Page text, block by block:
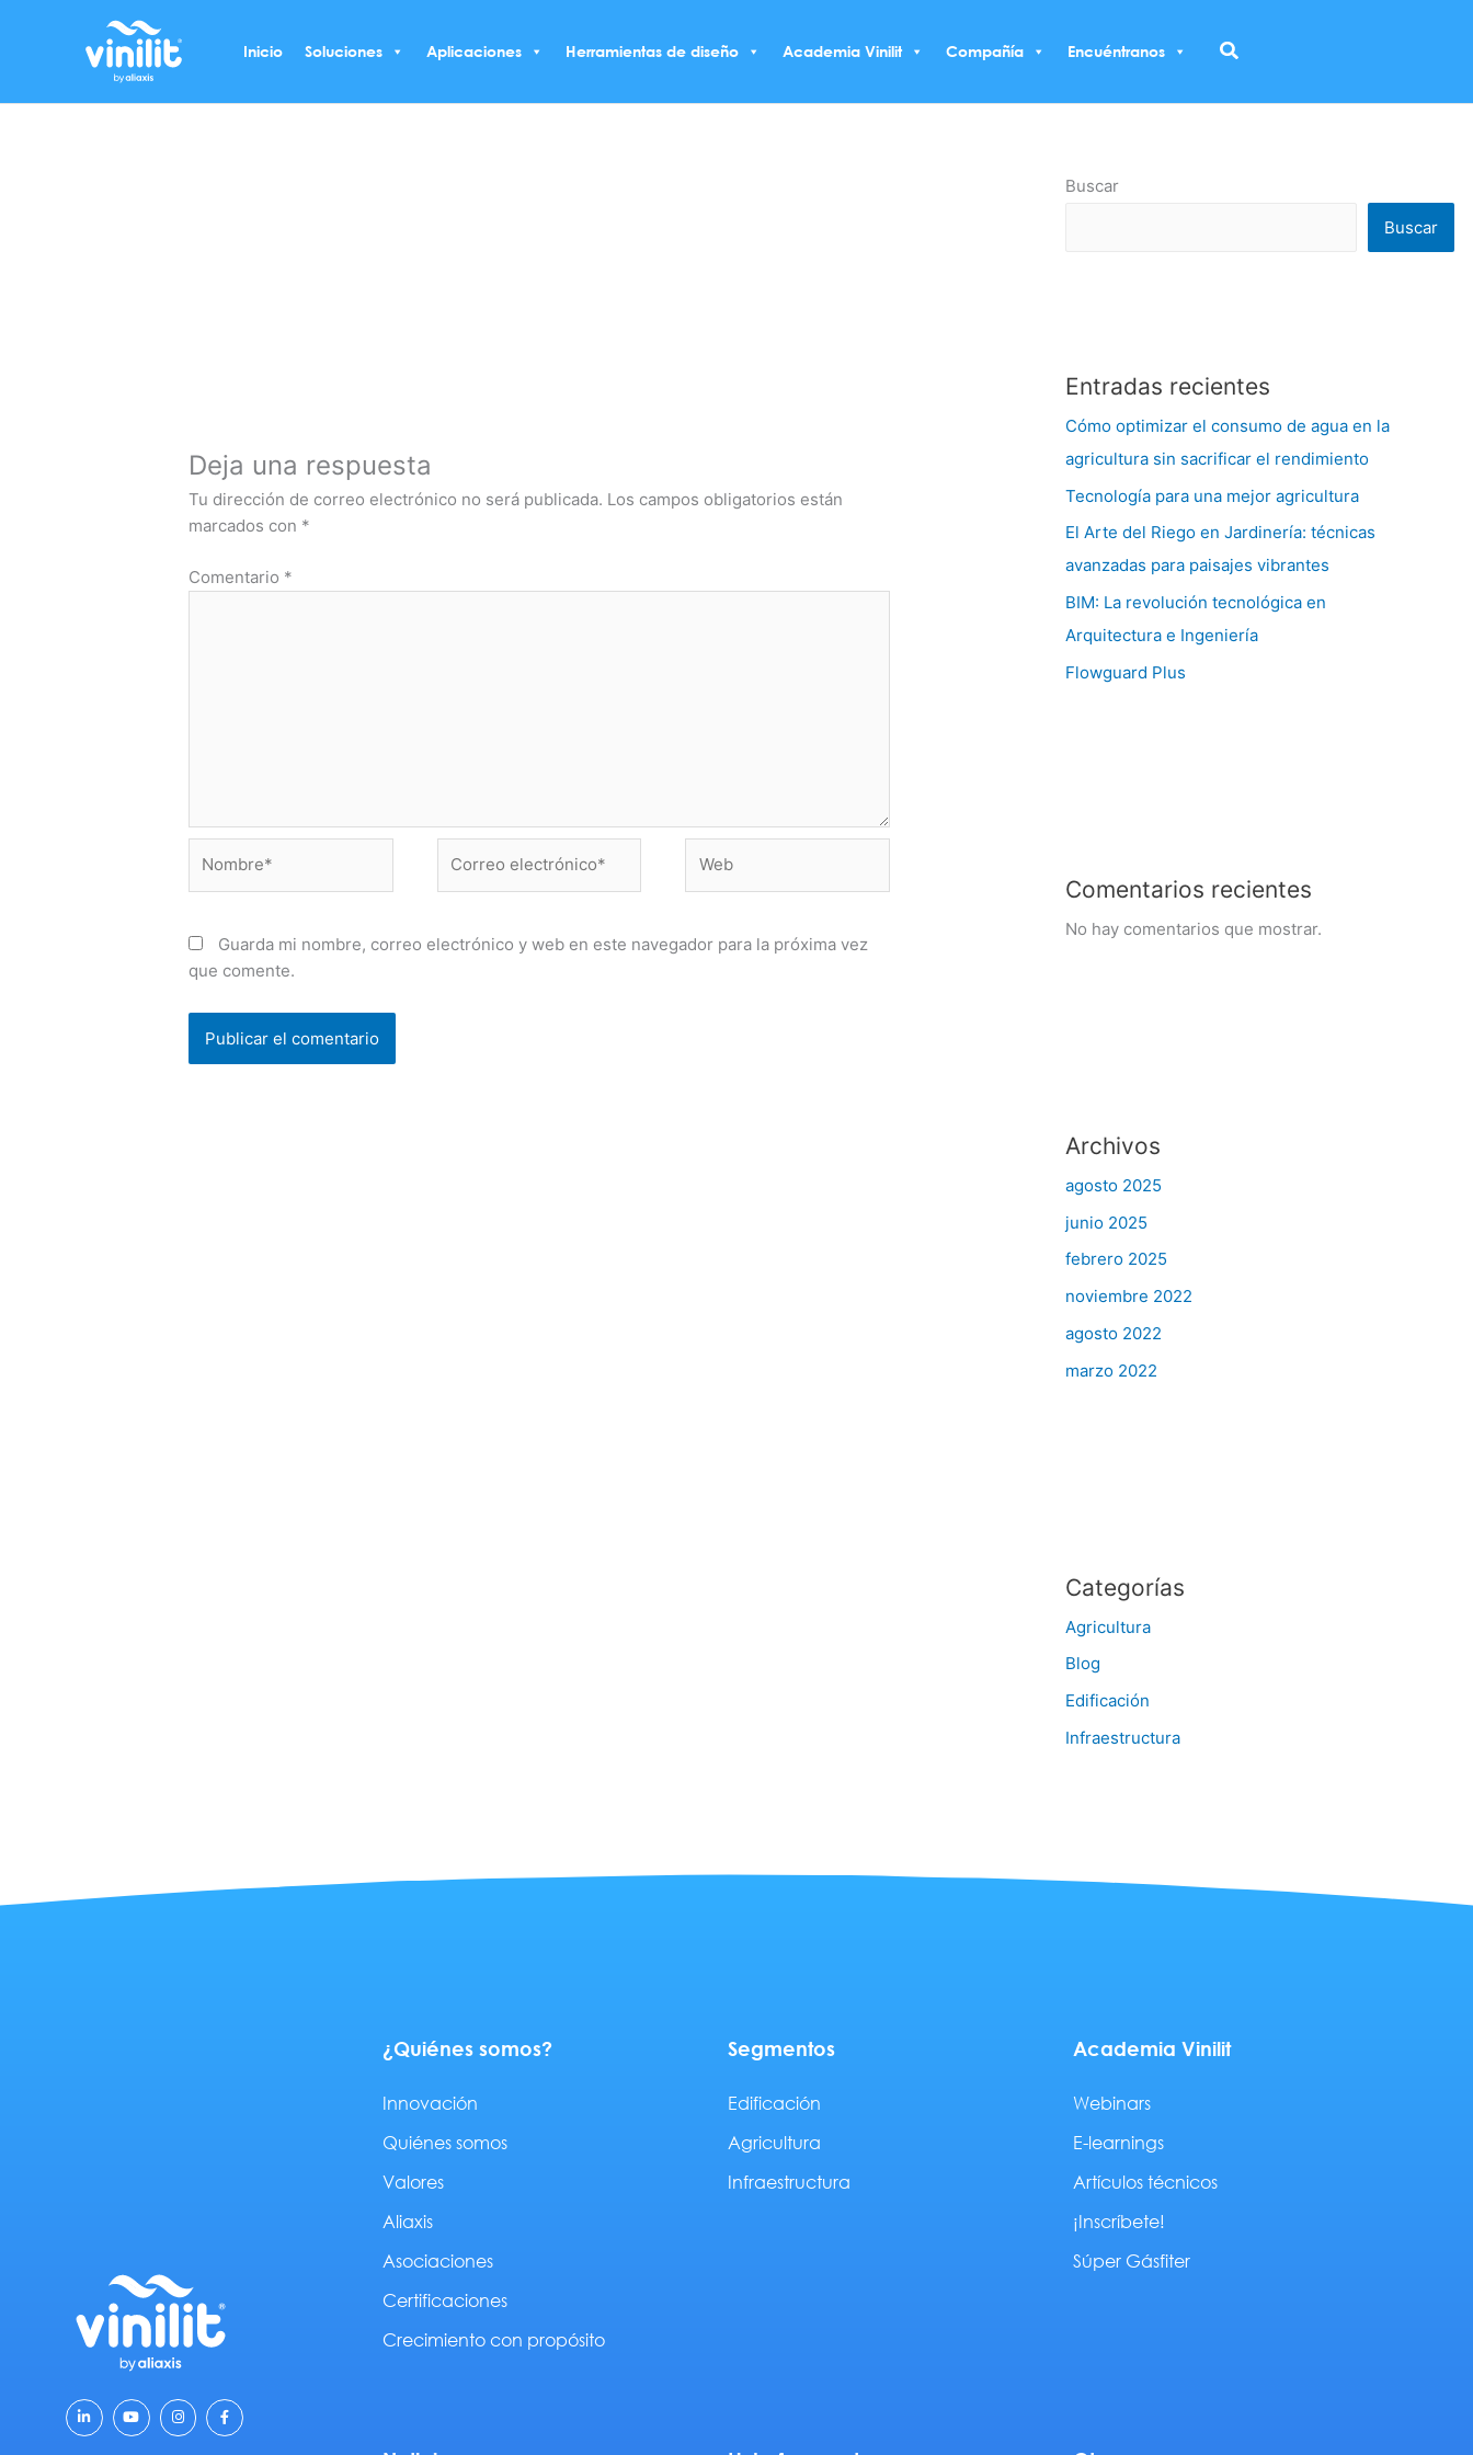
Inicio Soluciones Aplicaciones Herramientas de diseño Academia Vinilit Compañía Encuéntranos Buscar
Deja una respuesta
Tu dirección de correo electrónico no será publicada. Los campos obligatorios están
marcados con *
Comentario *
electrónico*
Guarda mi nombre, correo electrónico y web en este navegador para la próxima vez
que comente.
Buscar
Buscar
Entradas recientes
Cómo optimizar el consumo de agua en la
agricultura sin sacrificar el rendimiento
Tecnología para una mejor agricultura
El Arte del Riego en Jardinería: técnicas
avanzadas para paisajes vibrantes
BIM: La revolución tecnológica en
Arquitectura e Ingeniería
Flowguard Plus
Comentarios recientes
No hay comentarios que mostrar.
Archivos
agosto 2025
junio 2025
febrero 2025
noviembre 2022
agosto 2022
marzo 2022
Categorías
Agricultura
Blog
Edificación
Infraestructura
L
i
n
Y
o
u
I
n
s
F
a
c
¿Quiénes somos?
Innovación
Quiénes somos
Valores
Aliaxis
Asociaciones
Certificaciones
Crecimiento con propósito
Segmentos
Edificación
Agricultura
Infraestructura
Academia Vinilit
Webinars
E-learnings
Artículos técnicos
¡Inscríbete!
Súper Gásfiter